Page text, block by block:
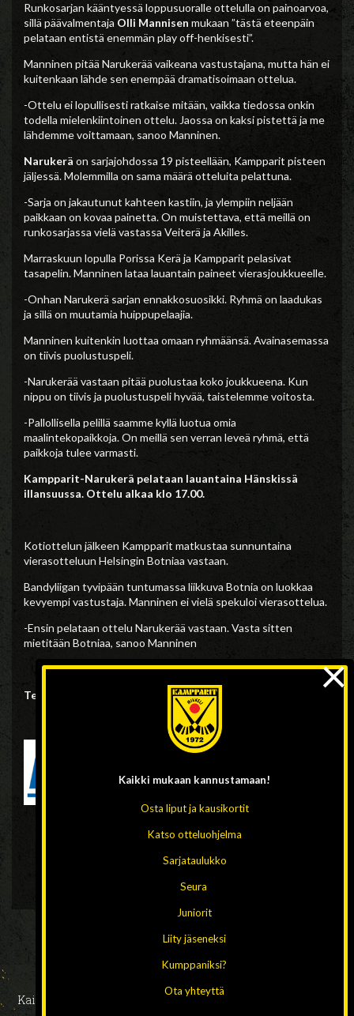
Runkosarjan kääntyessä loppusuoralle ottelulla on painoarvoa,
sillä päävalmentaja Olli Mannisen mukaan ”tästä eteenpäin
pelataan entistä enemmän play off-henkisesti”.
Manninen pitää Narukerää vaikeana vastustajana, mutta hän ei
kuitenkaan lähde sen enempää dramatisoimaan ottelua.
-Ottelu ei lopullisesti ratkaise mitään, vaikka tiedossa onkin
todella mielenkiintoinen ottelu. Jaossa on kaksi pistettä ja me
lähdemme voittamaan, sanoo Manninen.
Narukerä on sarjajohdossa 19 pisteellään, Kampparit pisteen
jäljessä. Molemmilla on sama määrä otteluita pelattuna.
-Sarja on jakautunut kahteen kastiin, ja ylempiin neljään
paikkaan on kovaa painetta. On muistettava, että meillä on
runkosarjassa vielä vastassa Veiterä ja Akilles.
Marraskuun lopulla Porissa Kerä ja Kampparit pelasivat
tasapelin. Manninen lataa lauantain paineet vierasjoukkueelle.
-Onhan Narukerä sarjan ennakkosuosikki. Ryhmä on laadukas
ja sillä on muutamia huippupelaajia.
Manninen kuitenkin luottaa omaan ryhmäänsä. Avainasemassa
on tiivis puolustuspeli.
-Narukerää vastaan pitää puolustaa koko joukkueena. Kun
nippu on tiivis ja puolustuspeli hyvää, taistelemme voitosta.
-Pallollisella pelillä saamme kyllä luotua omia
maalintekopaikkoja. On meillä sen verran leveä ryhmä, että
paikkoja tulee varmasti.
Kampparit-Narukerä pelataan lauantaina Hänskissä
illansuussa. Ottelu alkaa klo 17.00.
Kotiottelun jälkeen Kampparit matkustaa sunnuntaina
vierasotteluun Helsingin Botniaa vastaan.
Bandyliigan tyvipään tuntumassa liikkuva Botnia on luokkaa
kevyempi vastustaja. Manninen ei vielä spekuloi vierasottelua.
-Ensin pelataan ottelu Narukerää vastaan. Vasta sitten
mietitään Botniaa, sanoo Manninen
Tervetuloa Hänskiin kannustamaan Musta voittoon!
Kaikki oikeudet pidätetään 2026 // Design ja toteutus:
Kaikki mukaan kannustamaan!
Osta liput ja kausikortit
Katso otteluohjelma
Sarjataulukko
Seura
Juniorit
Liity jäseneksi
Kumppaniksi?
Ota yhteyttä
×